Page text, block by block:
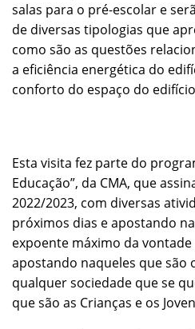
salas para o pré-escolar e
de diversas tipologias que
como são as questões
a eficiência energética do
conforto do espaço do
Esta visita fez parte do
Educação”, da CMA, que
2022/2023, com diversas
próximos dias e apostando
expoente máximo da
apostando naqueles que
qualquer sociedade que se
que são as Crianças e os